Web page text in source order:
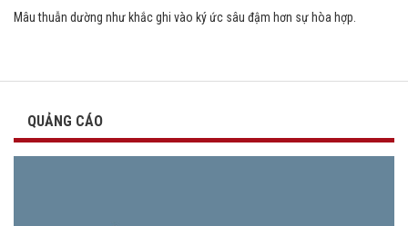
Mâu thuẫn dường như khắc ghi vào ký ức sâu đậm hơn sự hòa hợp.
QUẢNG CÁO